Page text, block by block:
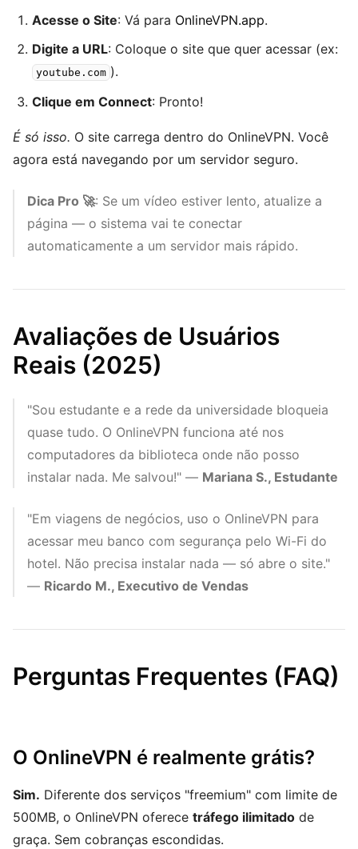
Acesse o Site: Vá para OnlineVPN.app.
Digite a URL: Coloque o site que quer acessar (ex:
youtube.com ).
Clique em Connect: Pronto!
É só isso. O site carrega dentro do OnlineVPN. Você
agora está navegando por um servidor seguro.
Dica Pro 🚀: Se um vídeo estiver lento, atualize a
página — o sistema vai te conectar
automaticamente a um servidor mais rápido.
Avaliações de Usuários
Reais (2025)
"Sou estudante e a rede da universidade bloqueia
quase tudo. O OnlineVPN funciona até nos
computadores da biblioteca onde não posso
instalar nada. Me salvou!" — Mariana S., Estudante
"Em viagens de negócios, uso o OnlineVPN para
acessar meu banco com segurança pelo Wi-Fi do
hotel. Não precisa instalar nada — só abre o site."
— Ricardo M., Executivo de Vendas
Perguntas Frequentes (FAQ)
O OnlineVPN é realmente grátis?
Sim. Diferente dos serviços "freemium" com limite de
500MB, o OnlineVPN oferece tráfego ilimitado de
graça. Sem cobranças escondidas.